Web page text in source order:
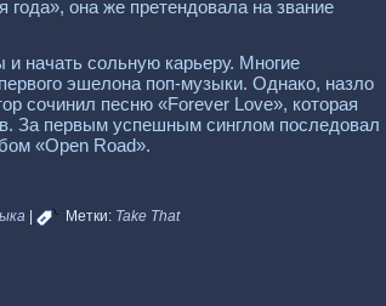
она же претендовала на звание
начать сольную карьеру. Многие
эшелона поп-музыки. Однако, назло
сочинил песню «Forever Love», которая
За первым успешным синглом последовал
«Open Road».
| Метки: Take That